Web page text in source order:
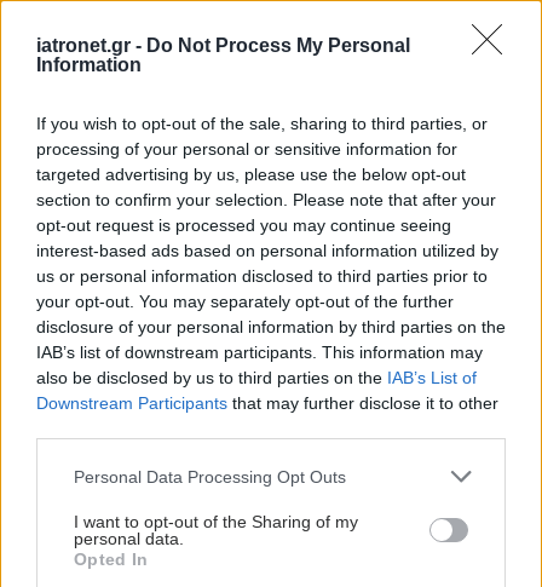
iatronet.gr - Do Not Process My Personal
Information
If you wish to opt-out of the sale, sharing to third parties, or
processing of your personal or sensitive information for
targeted advertising by us, please use the below opt-out
section to confirm your selection. Please note that after your
opt-out request is processed you may continue seeing
interest-based ads based on personal information utilized by
us or personal information disclosed to third parties prior to
your opt-out. You may separately opt-out of the further
disclosure of your personal information by third parties on the
IAB’s list of downstream participants. This information may
also be disclosed by us to third parties on the IAB’s List of
Downstream Participants that may further disclose it to other
Please note that this website/app uses one or more Google
not limited to your visit or usage behaviour. You may click to
grant or deny consent to Google and its third-party tags to
use your data for below specified purposes in below Google
Personal Data Processing Opt Outs
I want to opt-out of the Sharing of my
personal data.
Opted In
προσωπικού
Δίαιτα vegan χαμηλών λιπαρών βοηθά στην
του φαγητού [μελέτη]
Προσθέστε το iatronet.gr στο Discover
shares
ΔΙΑΒΑΣΤΕ ΑΚΟΜΑ
Δίαιτα vegan χαμηλών
απώλεια βάρους χωρίς